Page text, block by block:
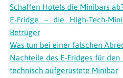
Schaffen Hotels die Minibars
E-Fridge – die High-Tech-
Betrüger
Was tun bei einer falschen
Nachteile des E-Fridges für
technisch aufgerüstete Minibar